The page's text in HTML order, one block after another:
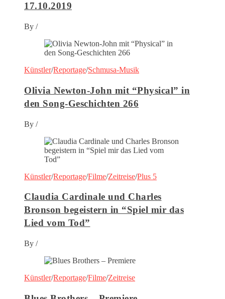
17.10.2019
By /
Künstler/Reportage/Schmusa-Musik
Olivia Newton-John mit “Physical” in
den Song-Geschichten 266
By /
Künstler/Reportage/Filme/Zeitreise/Plus 5
Claudia Cardinale und Charles
Bronson begeistern in “Spiel mir das
Lied vom Tod”
By /
Künstler/Reportage/Filme/Zeitreise